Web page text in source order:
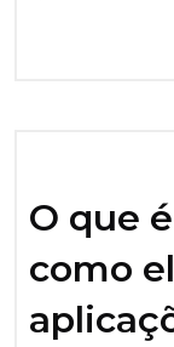
O que
como